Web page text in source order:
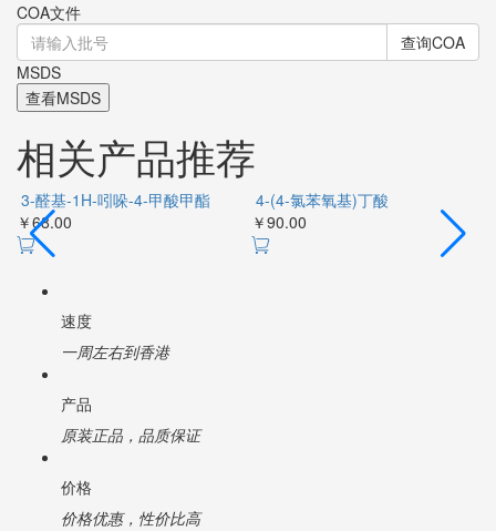
COA文件
查询COA
MSDS
查看MSDS
相关产品推荐
3-醛基-1H-吲哚-4-甲酸甲酯
￥68.00
4-(4-氯苯氧基)丁酸
￥90.00
速度
一周左右到香港
产品
原装正品，品质保证
价格
价格优惠，性价比高